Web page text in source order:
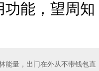
功能，望周知
能量，出门在外从不带钱包直